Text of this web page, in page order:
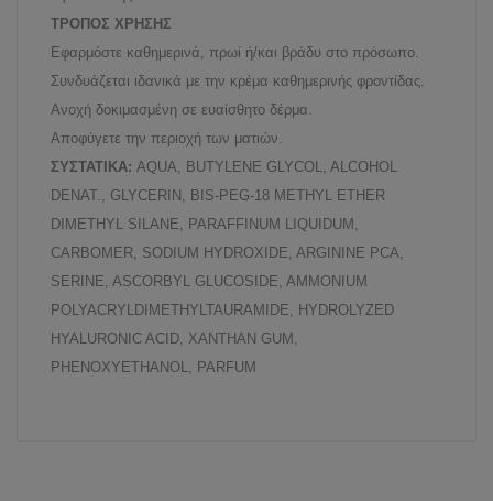
ΤΡΟΠΟΣ ΧΡΗΣΗΣ
Εφαρμόστε καθημερινά, πρωί ή/και βράδυ στο πρόσωπο.
Συνδυάζεται ιδανικά με την κρέμα καθημερινής φροντίδας.
Ανοχή δοκιμασμένη σε ευαίσθητο δέρμα.
Αποφύγετε την περιοχή των ματιών.
ΣΥΣΤΑΤΙΚΑ: AQUA, BUTYLENE GLYCOL, ALCOHOL
DENAT., GLYCERIN, BIS-PEG-18 METHYL ETHER
DIMETHYL SILANE, PARAFFINUM LIQUIDUM,
CARBOMER, SODIUM HYDROXIDE, ARGININE PCA,
SERINE, ASCORBYL GLUCOSIDE, AMMONIUM
POLYACRYLDIMETHYLTAURAMIDE, HYDROLYZED
HYALURONIC ACID, XANTHAN GUM,
PHENOXYETHANOL, PARFUM